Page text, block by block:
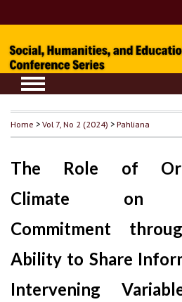
Home >Vol 7, No 2 (2024) >Pahliana
The Role of
Climate on
Commitment
Ability to Share
Intervening